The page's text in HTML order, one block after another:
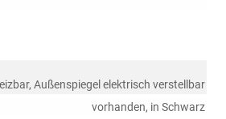
Außenspiegel elektrisch verstellbar
vorhanden, in Schwarz